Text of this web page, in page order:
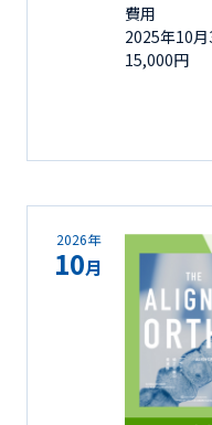
費用
2025年10
15,000円
2026年
10月